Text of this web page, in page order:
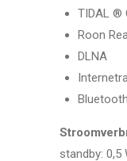
TIDAL ®
Roon
DLNA
standby: 0,5